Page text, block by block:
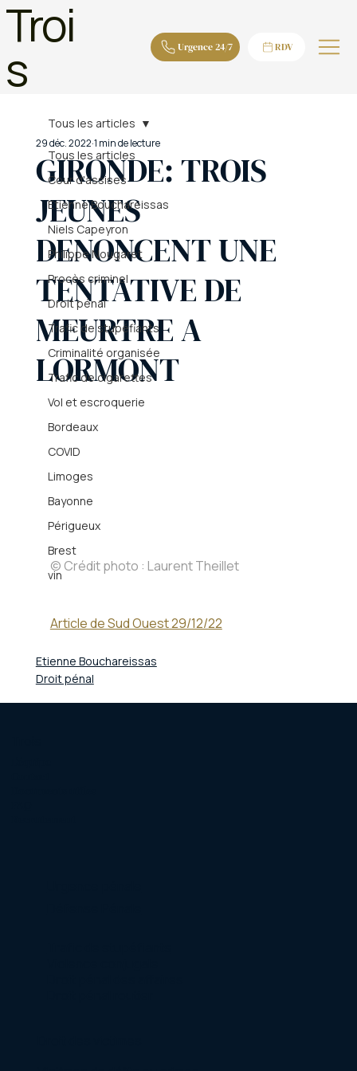
Troi
s Urgence 24/7 RDV
Tous les articles
Cour d'assises
Etienne Bouchareissas
Niels Capeyron
Philippe Nougaret
Procès criminel
Droit pénal
Trafic de stupéfiants
Criminalité organisée
Trafic de cigarettes
Vol et escroquerie
Bordeaux
COVID
Limoges
Bayonne
Périgueux
Brest
vin
Tous les articles
GIRONDE: TROIS
JEUNES
DENONCENT UNE
TENTATIVE DE
MEURTRE A
LORMONT
29 déc. 2022 1 min de lecture
© Crédit photo : Laurent Theillet
Article de Sud Ouest 29/12/22
Etienne Bouchareissas
Droit pénal